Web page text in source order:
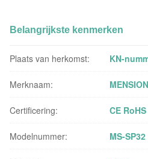
Belangrijkste kenmerken
Plaats van herkomst: KN-
Merknaam: MENSION
Certificering: CE RoHS
Modelnummer: MS-SP32